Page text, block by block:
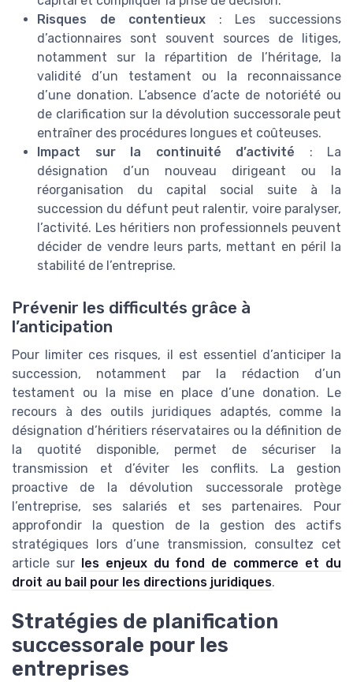
Risques de contentieux : Les successions
d’actionnaires sont souvent sources de litiges,
notamment sur la répartition de l’héritage, la
validité d’un testament ou la reconnaissance
d’une donation. L’absence d’acte de notoriété ou
de clarification sur la dévolution successorale peut
entraîner des procédures longues et coûteuses.
Impact sur la continuité d’activité : La
désignation d’un nouveau dirigeant ou la
réorganisation du capital social suite à la
succession du défunt peut ralentir, voire paralyser,
l’activité. Les héritiers non professionnels peuvent
décider de vendre leurs parts, mettant en péril la
stabilité de l’entreprise.
Prévenir les difficultés grâce à
l’anticipation
Pour limiter ces risques, il est essentiel d’anticiper la
succession, notamment par la rédaction d’un
testament ou la mise en place d’une donation. Le
recours à des outils juridiques adaptés, comme la
désignation d’héritiers réservataires ou la définition de
la quotité disponible, permet de sécuriser la
transmission et d’éviter les conflits. La gestion
proactive de la dévolution successorale protège
l’entreprise, ses salariés et ses partenaires. Pour
approfondir la question de la gestion des actifs
stratégiques lors d’une transmission, consultez cet
article sur les enjeux du fond de commerce et du
droit au bail pour les directions juridiques.
Stratégies de planification
successorale pour les
entreprises